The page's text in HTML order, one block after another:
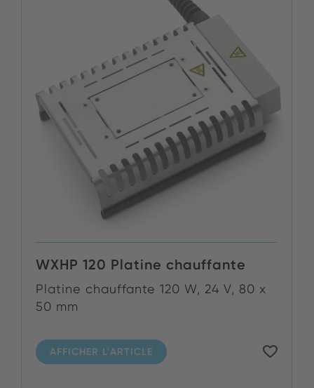
WXHP 120 Platine chauffante
Platine chauffante 120 W, 24 V, 80 x
50 mm
AFFICHER L'ARTICLE